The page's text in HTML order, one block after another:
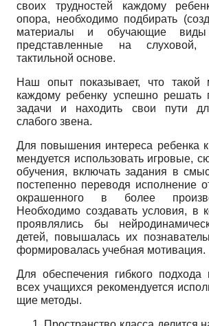
своих трудностей каждому
опора, необ­ходимо подбирать
материалы и обучающие виды
представленные на слуховой,
тактильной основе.
Наш опыт показывает, что такой
каждому ребенку успешно решать
за­дачи и находить свои пути
слабого звена.
Для повышения интереса ребенка
мендуется использовать игровые,
обучения, включать задания в
постепенно переводя исполнение
ок­рашенного в более
Необходимо создавать условия, в
проявлялись бы
детей, повышалась их
формировалась учебная мотивация.
Для обеспечения гибкого подхода
всех учащихся рекомендуется
щие методы.